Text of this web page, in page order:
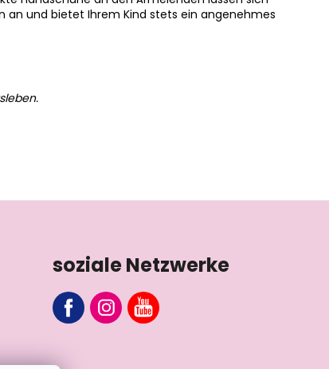
an und bietet Ihrem Kind stets ein angenehmes
soziale Netzwerke